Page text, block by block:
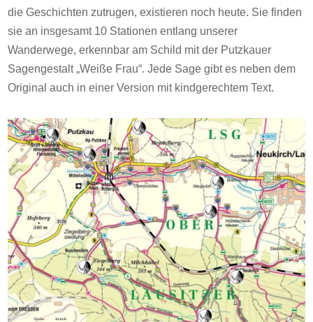
die Geschichten zutrugen, existieren noch heute. Sie finden
sie an insgesamt 10 Stationen entlang unserer
Wanderwege, erkennbar am Schild mit der Putzkauer
Sagengestalt „Weiße Frau“. Jede Sage gibt es neben dem
Original auch in einer Version mit kindgerechtem Text.